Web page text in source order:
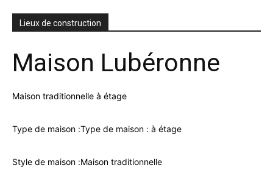
Lieux de construction
Maison Lubéronne
Maison traditionnelle à étage
Type de maison :Type de maison : à étage
Style de maison :Maison traditionnelle